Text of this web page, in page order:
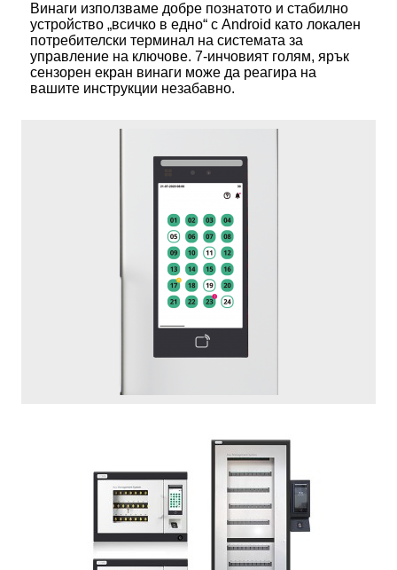
Винаги използваме добре познатото и стабилно
устройство „всичко в едно“ с Android като локален
потребителски терминал на системата за
управление на ключове. 7-инчовият голям, ярък
сензорен екран винаги може да реагира на
вашите инструкции незабавно.